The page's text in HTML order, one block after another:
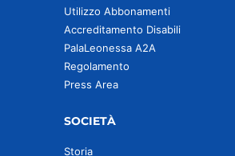
Utilizzo Abbonamenti
Accreditamento Disabili
PalaLeonessa A2A
Regolamento
Press Area
SOCIETÀ
Storia